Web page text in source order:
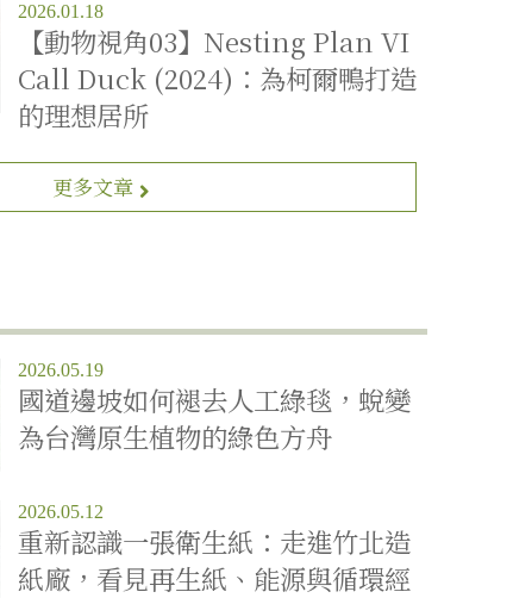
2026.01.18
【動物視角03】Nesting Plan VI
Call Duck (2024)：為柯爾鴨打造
的理想居所
更多文章
2026.05.19
國道邊坡如何褪去人工綠毯，蛻變
為台灣原生植物的綠色方舟
2026.05.12
重新認識一張衛生紙：走進竹北造
紙廠，看見再生紙、能源與循環經